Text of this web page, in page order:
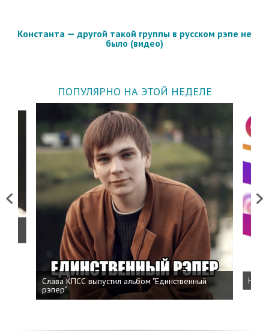
Константа — другой такой группы в русском рэпе не
было (видео)
ПОПУЛЯРНО НА ЭТОЙ НЕДЕЛЕ
Previous
Слава КПСС выпустил альбом "Единственный
рэпер"
Next